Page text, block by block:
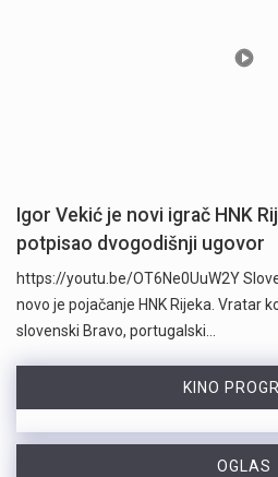
Igor Vekić je novi igrač HNK
potpisao dvogodišnji ugovor
https://youtu.be/OT6Ne0UuW2Y
novo je pojačanje HNK Rijeka. Vratar
slovenski Bravo, portugalski…
KINO
OGLAS